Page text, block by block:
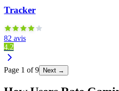
Tracker
82 avis
4.2
Page 1 of9 Next →